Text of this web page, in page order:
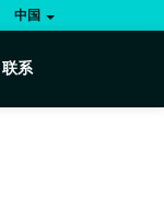
中国
联系